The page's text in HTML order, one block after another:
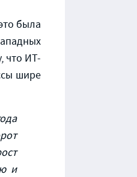
была
что ИТ-
шире
и